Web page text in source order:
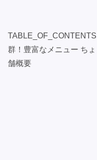
群！豊富なメニュー ち
舗概要